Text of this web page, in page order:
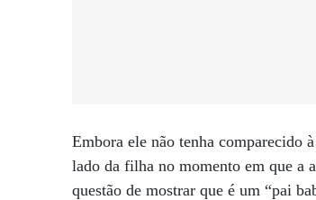
Embora ele não tenha comparecido
lado da filha no momento em que a
questão de mostrar que é um “pai